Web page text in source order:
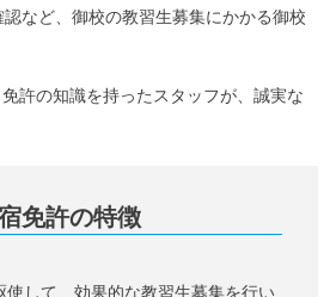
など、御校の教習生募集にかかる御校
許の知識を持ったスタッフが、誠実な
免許の特徴
使して、効果的な教習生募集を行い